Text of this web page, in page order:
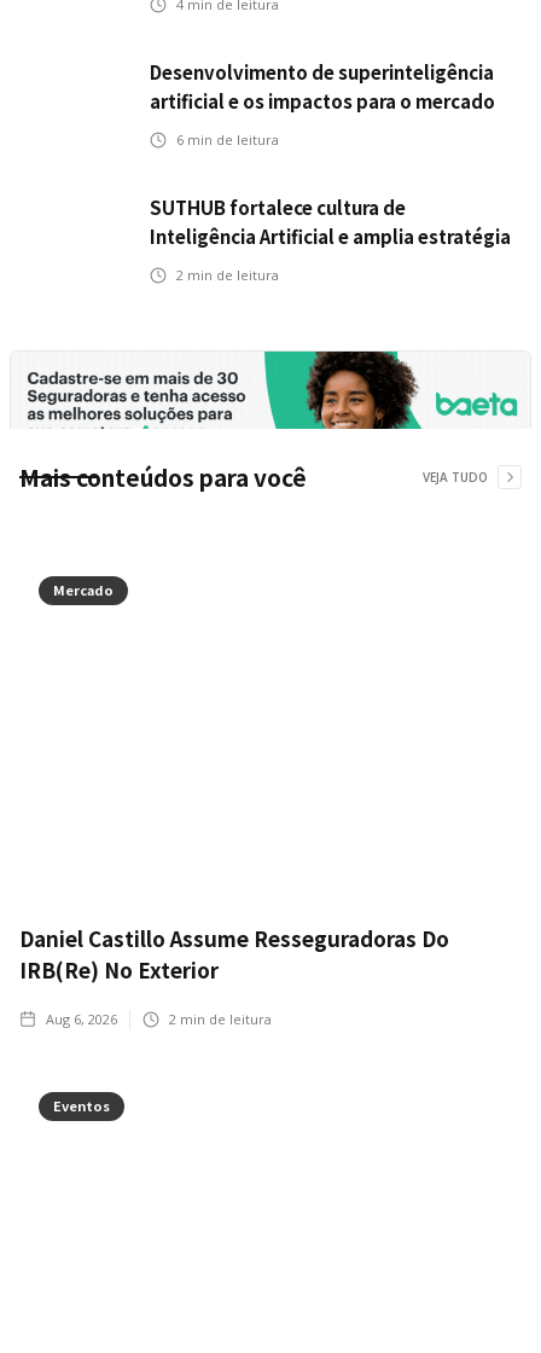
4 min de leitura
Desenvolvimento de superinteligência
artificial e os impactos para o mercado
de seguros
6 min de leitura
SUTHUB fortalece cultura de
Inteligência Artificial e amplia estratégia
para toda a organização
2 min de leitura
Mais conteúdos para você VEJA TUDO
Mercado
Daniel Castillo Assume Resseguradoras Do
IRB(Re) No Exterior
Aug 6, 2026 2 min de leitura
Eventos